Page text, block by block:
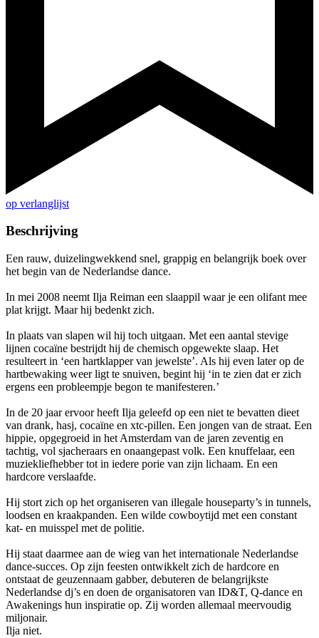
op verlanglijst
Beschrijving
Een rauw, duizelingwekkend snel, grappig en belangrijk boek over
het begin van de Nederlandse dance.
In mei 2008 neemt Ilja Reiman een slaappil waar je een olifant mee
plat krijgt. Maar hij bedenkt zich.
In plaats van slapen wil hij toch uitgaan. Met een aantal stevige
lijnen cocaïne bestrijdt hij de chemisch opgewekte slaap. Het
resulteert in ‘een hartklapper van jewelste’. Als hij even later op de
hartbewaking weer ligt te snuiven, begint hij ‘in te zien dat er zich
ergens een probleempje begon te manifesteren.’
In de 20 jaar ervoor heeft Ilja geleefd op een niet te bevatten dieet
van drank, hasj, cocaïne en xtc-pillen. Een jongen van de straat. Een
hippie, opgegroeid in het Amsterdam van de jaren zeventig en
tachtig, vol sjacheraars en onaangepast volk. Een knuffelaar, een
muziekliefhebber tot in iedere porie van zijn lichaam. En een
hardcore verslaafde.
Hij stort zich op het organiseren van illegale houseparty’s in tunnels,
loodsen en kraakpanden. Een wilde cowboytijd met een constant
kat- en muisspel met de politie.
Hij staat daarmee aan de wieg van het internationale Nederlandse
dance-succes. Op zijn feesten ontwikkelt zich de hardcore en
ontstaat de geuzennaam gabber, debuteren de belangrijkste
Nederlandse dj’s en doen de organisatoren van ID&T, Q-dance en
Awakenings hun inspiratie op. Zij worden allemaal meervoudig
miljonair.
Ilja niet.